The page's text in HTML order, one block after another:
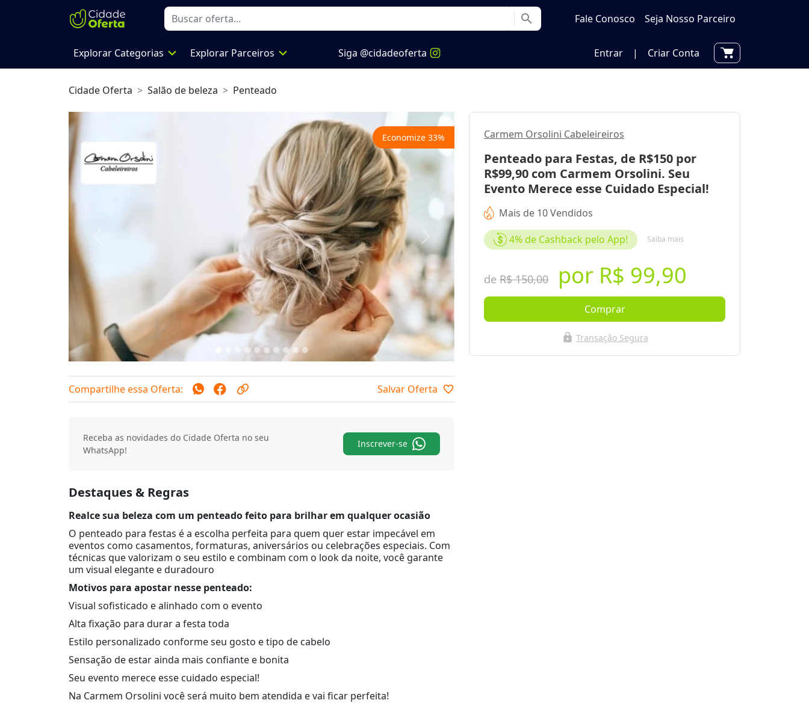
search Fale Conosco Seja Nosso Parceiro
Explorar Categorias expand_more Explorar Parceiros expand_more Siga @cidadeoferta Entrar | Criar Conta
Cidade Oferta Salão de beleza Penteado
Economize 33%
Next
Compartilhe essa Oferta: Salvar Oferta favorite_border
Receba as novidades do Cidade Oferta no seu
WhatsApp!
Inscrever-se
Destaques & Regras
Realce sua beleza com um penteado feito para brilhar em qualquer ocasião
O penteado para festas é a escolha perfeita para quem quer estar impecável em
eventos como casamentos, formaturas, aniversários ou celebrações especiais. Com
técnicas que valorizam o seu estilo e combinam com o look da noite, você garante
um visual elegante e duradouro
Motivos para apostar nesse penteado:
Visual sofisticado e alinhado com o evento
Alta fixação para durar a festa toda
Estilo personalizado conforme seu gosto e tipo de cabelo
Sensação de estar ainda mais confiante e bonita
Seu evento merece esse cuidado especial!
Na Carmem Orsolini você será muito bem atendida e vai ficar perfeita!
Carmem Orsolini Cabeleireiros
Penteado para Festas, de R$150 por
R$99,90 com Carmem Orsolini. Seu
Evento Merece esse Cuidado Especial!
de R$ 150,00 por R$ 99,90
Mais de 10 Vendidos
4% de Cashback pelo App! Saiba mais
Comprar
lock Transação Segura